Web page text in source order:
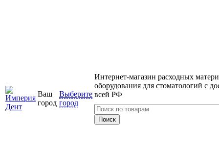
Ваш
город
Выберите
город
Интернет-магазин расходных
оборудования для стоматологий с
всей РФ